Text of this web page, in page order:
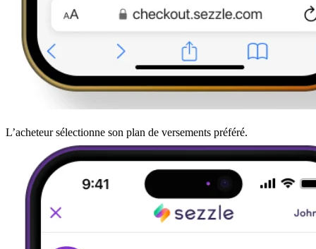
L’acheteur sélectionne son plan de versements préféré.